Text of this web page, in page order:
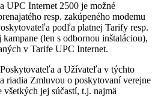
UPC Internet 2500 je možné
resp. zakúpeného modemu
podľa platnej Tarify resp.
(len s odbornou inštaláciou),
v Tarife UPC Internet.
a Užívateľa v týchto
riadia Zmluvou o poskytovaní verejne
všetkých jej súčastí, t.j. najmä